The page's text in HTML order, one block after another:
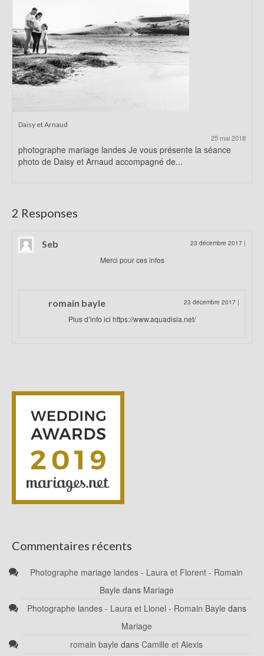
Daisy et Arnaud
25 mai 2018
photographe mariage landes Je vous présente la séance
photo de Daisy et Arnaud accompagné de...
2 Responses
Seb 23 décembre 2017 |
Merci pour ces infos
romain bayle 23 décembre 2017 |
Plus d’info ici https://www.aquadisia.net/
Commentaires récents
Photographe mariage landes - Laura et Florent - Romain
Bayle dans Mariage
Photographe landes - Laura et Lionel - Romain Bayle dans
Mariage
romain bayle dans Camille et Alexis